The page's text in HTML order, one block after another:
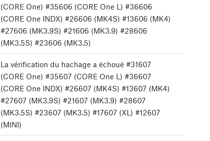
(CORE One) #35606 (CORE One L) #36606
(CORE One INDX) #26606 (MK4S) #13606 (MK4)
#27606 (MK3.9S) #21606 (MK3.9) #28606
(MK3.5S) #23606 (MK3.5)
La vérification du hachage a échoué #31607
(CORE One) #35607 (CORE One L) #36607
(CORE One INDX) #26607 (MK4S) #13607 (MK4)
#27607 (MK3.9S) #21607 (MK3.9) #28607
(MK3.5S) #23607 (MK3.5) #17607 (XL) #12607
(MINI)